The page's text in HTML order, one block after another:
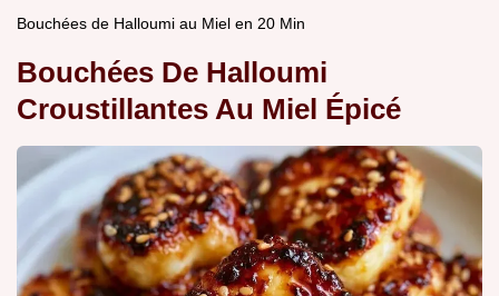
Bouchées de Halloumi au Miel en 20 Min
Bouchées De Halloumi
Croustillantes Au Miel Épicé